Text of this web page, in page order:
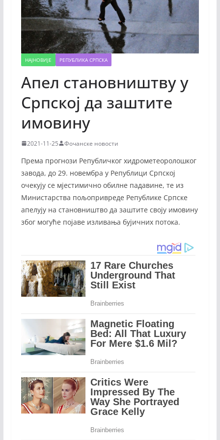
НАЈНОВИЈЕ РЕПУБЛИКА СРПСКА
Апел становништву у
Српској да заштите
имовину
2021-11-25 Фочанске новости
Према прогнози Републичког хидрометеоролошког
завода, до 29. новембра у Републици Српској
очекују се мјестимично обилне падавине, те из
Министарства пољопривреде Републике Српске
апелују на становништво да заштите своју имовину
због могуће појаве изливања бујичних потока.